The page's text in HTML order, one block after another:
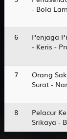
- Bola
6
Penjaga
- Keris -
7
Orang
Surat -
8
Pelacur
Srikaya -